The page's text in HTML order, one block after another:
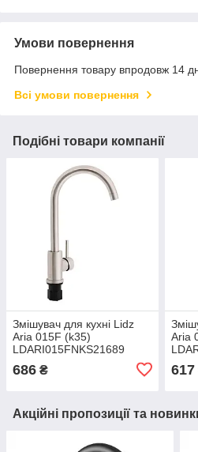
Умови повернення
Повернення товару впродовж 14
Всі умови повернення
Подібні товари компанії
Змішувач для кухні Lidz
Aria 015F (k35)
LDARI015FNKS21689
686 ₴
Aria
617
Акційні пропозиції та